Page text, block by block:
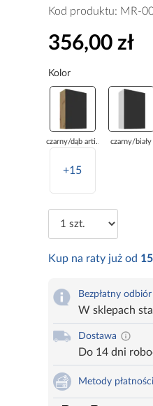
Kod produktu: MR-
356,00 zł
Kolor
czarny/dąb arti... czarny/biały
+15
Kup na raty już od 15
Bezpłatny
W sklepach
Dostawa
Do 14 dni
Metody płatności